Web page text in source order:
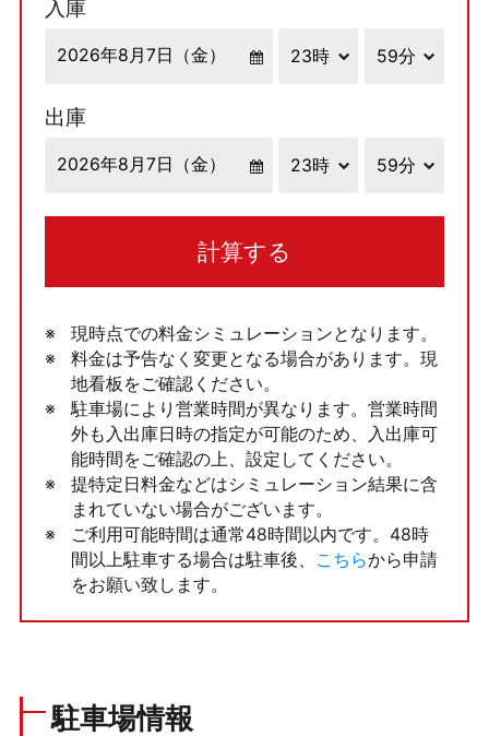
入庫
出庫
計算する
現時点での料金シミュレーションとなります。
料金は予告なく変更となる場合があります。現
地看板をご確認ください。
駐車場により営業時間が異なります。営業時間
外も入出庫日時の指定が可能のため、入出庫可
能時間をご確認の上、設定してください。
提特定日料金などはシミュレーション結果に含
まれていない場合がございます。
ご利用可能時間は通常48時間以内です。48時
間以上駐車する場合は駐車後、
こちらから申請
をお願い致します。
駐車場情報